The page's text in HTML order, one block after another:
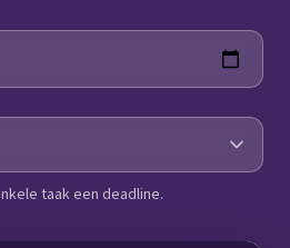
taak een deadline.